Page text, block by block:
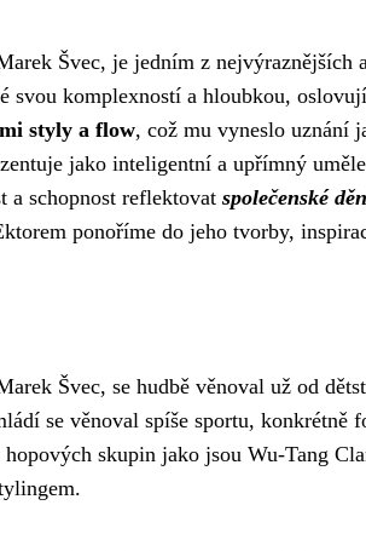
Švec, je jedním z nejvýraznějších
svou komplexností a hloubkou,
styly a flow, což mu vyneslo uznání
jako inteligentní a upřímný
a schopnost reflektovat společenské
ponoříme do jeho tvorby,
Švec, se hudbě věnoval už od
se věnoval spíše sportu, konkrétně
hopových skupin jako jsou Wu-Tang